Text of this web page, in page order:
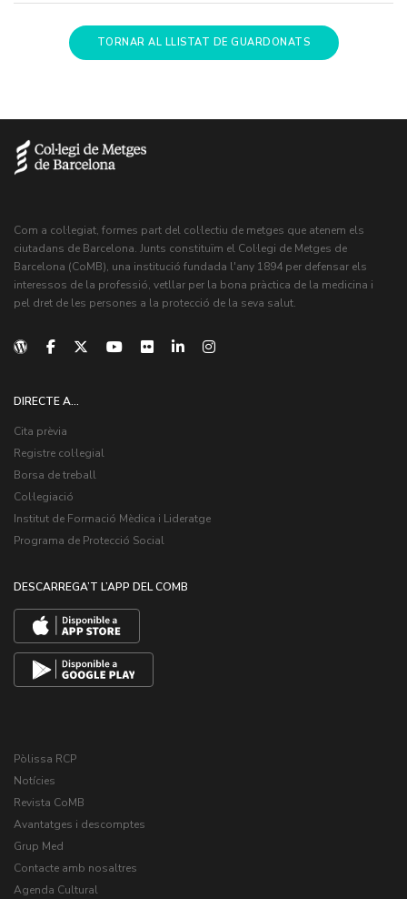
TORNAR AL LLISTAT DE GUARDONATS
Com a col·legiat, formes part del col·lectiu de metges que atenem els
ciutadans de Barcelona. Junts constituïm el Col·legi de Metges de
Barcelona (CoMB), una institució fundada l'any 1894 per defensar els
interessos de la professió, vetllar per la bona pràctica de la medicina i
pel dret de les persones a la protecció de la seva salut.
DIRECTE A...
Cita prèvia
Registre col·legial
Borsa de treball
Col·legiació
Institut de Formació Mèdica i Lideratge
Programa de Protecció Social
DESCARREGA’T L’APP DEL COMB
Pòlissa RCP
Notícies
Revista CoMB
Avantatges i descomptes
Grup Med
Contacte amb nosaltres
Agenda Cultural